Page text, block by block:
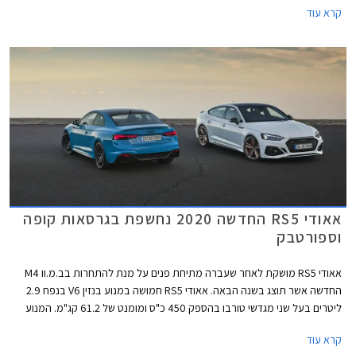
שודרגו אבזור הנוחות והבטיחות.
קרא עוד
אאודי RS5 החדשה 2020 נחשפת בגרסאות קופה
וספורטבק
אאודי RS5 מושקת לאחר שעברה מתיחת פנים על מנת להתחרות בב.מ.וו M4
החדשה אשר תוצג בשנה הבאה. אאודי RS5 חמושה במנוע בנזין V6 בנפח 2.9
ליטרים בעל שני מגדשי טורבו בהספק 450 כ"ס ומומנט של 61.2 קג"מ. המנוע
קרא עוד